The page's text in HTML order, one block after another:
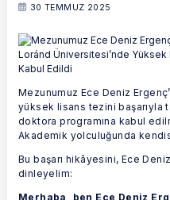
30 TEMMUZ 2025
Mezunumuz Ece Deniz
yüksek lisans tezini başarıyla
doktora programına kabul
Akademik yolculuğunda
Bu başarı hikâyesini, Ece
dinleyelim:
Merhaba, ben Ece Deniz